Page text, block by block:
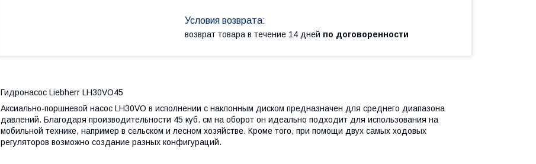
возврат товара в течение 14 дней по договоренности
Гидронасос Liebherr LH30VO45
Аксиально-поршневой насос LH30VO в исполнении с наклонным диском предназначен для среднего диапазона
давлений. Благодаря производительности 45 куб. см на оборот он идеально подходит для использования на
мобильной технике, например в сельском и лесном хозяйстве. Кроме того, при помощи двух самых ходовых
регуляторов возможно создание разных конфигураций.